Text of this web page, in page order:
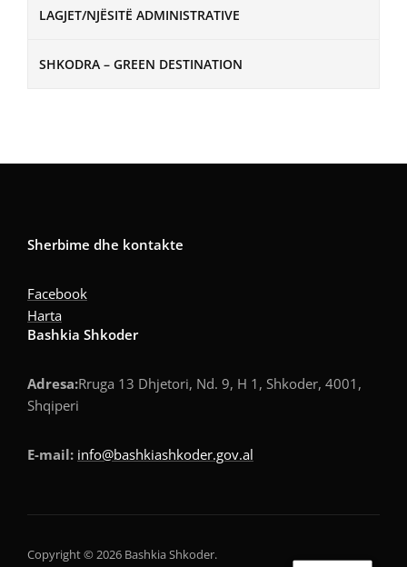
LAGJET/NJËSITË ADMINISTRATIVE
SHKODRA – GREEN DESTINATION
Sherbime dhe kontakte
Facebook
Harta
Bashkia Shkoder
Adresa:Rruga 13 Dhjetori, Nd. 9, H 1, Shkoder, 4001,
Shqiperi
E-mail: info@bashkiashkoder.gov.al
Copyright © 2026 Bashkia Shkoder.